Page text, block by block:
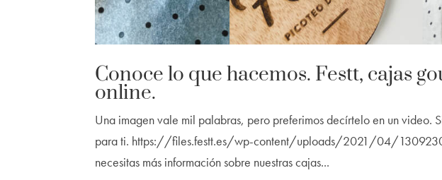
Conoce lo que hacemos. Festt, cajas
online.
Una imagen vale mil palabras, pero preferimos decírtelo en un video.
para ti. https://files.festt.es/wp-content/uploads/2021/04/
necesitas más información sobre nuestras cajas...